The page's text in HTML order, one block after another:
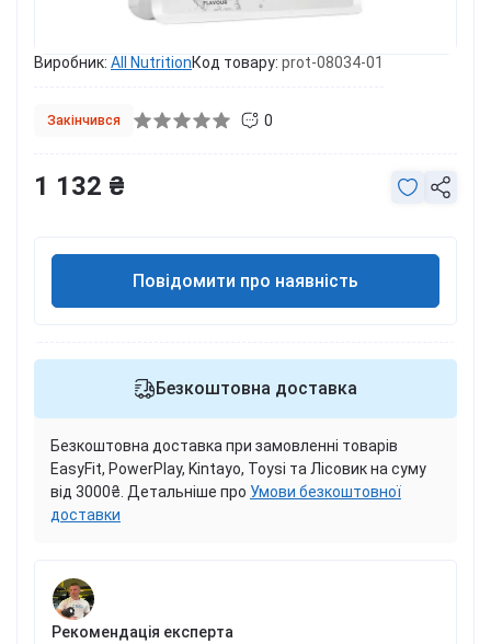
Виробник: All NutritionКод товару: prot-08034-01
Закінчився 0
1 132 ₴
Повідомити про наявність
Безкоштовна доставка
Безкоштовна доставка при замовленні товарів
EasyFit, PowerPlay, Kintayo, Toysi та Лісовик на суму
від 3000₴. Детальніше про Умови безкоштовної
доставки
Рекомендація експерта